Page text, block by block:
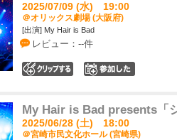
2025/07/09 (水) 19:00
＠オリックス劇場 (大阪府)
[出演] My Hair is Bad
レビュー：--件
My Hair is Bad presents「
2025/06/28 (土) 18:00
＠宮崎市民文化ホール (宮崎県)